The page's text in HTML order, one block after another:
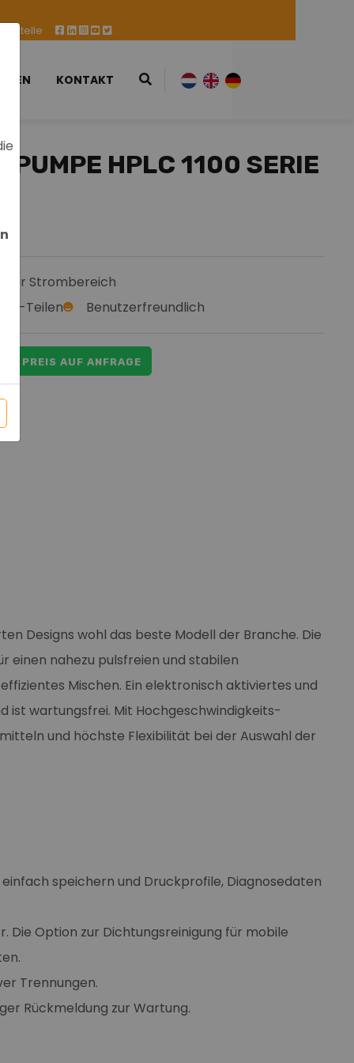
KONTAKT
PUMPE HPLC 1100 SERIE
PREIS AUF ANFRAGE
Strombereich
Teilen
Benutzerfreundlich
Designs wohl das beste Modell der Branche. Die
einen nahezu pulsfreien und stabilen
Mischen. Ein elektronisch aktiviertes und
ist wartungsfrei. Mit Hochgeschwindigkeits-
und höchste Flexibilität bei der Auswahl der
speichern und Druckprofile, Diagnosedaten
Die Option zur Dichtungsreinigung für mobile
Trennungen.
Rückmeldung zur Wartung.